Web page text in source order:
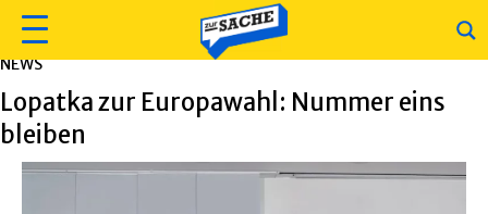
NEWS
Lopatka zur Europawahl: Nummer eins
bleiben